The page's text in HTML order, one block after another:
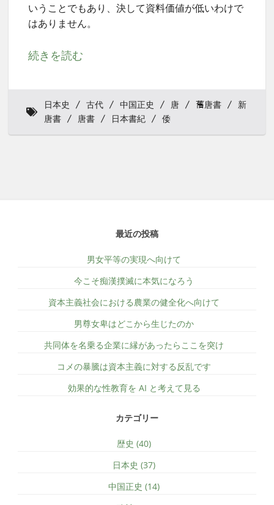
いうことでもあり、決して資料価値が低いわけで
はありません。
続きを読む
日本史 古代 中国正史 唐 𦾔唐書
新
唐書
唐書 日本書紀 倭
最近の投稿
男女平等の実現へ向けて
今こそ痴漢撲滅に本気になろう
資本主義社会における農業の健全化へ向けて
男尊女卑はどこから生じたのか
共同体を名乗る企業に縁があったらここを突け
コメの暴騰は資本主義に対する反乱です
効果的な性教育を AI と考えて見る
カテゴリー
歴史 (40)
日本史 (37)
中国正史 (14)